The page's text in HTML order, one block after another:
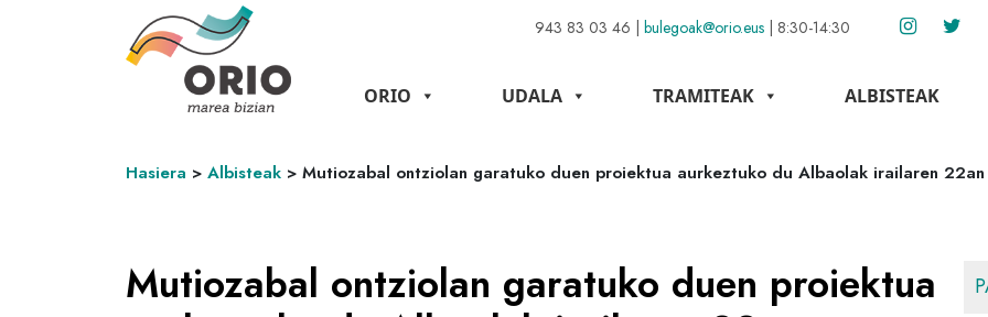
943 83 03 46 | bulegoak@orio.eus | 8:30-14:30
ORIO UDALA TRAMITEAK ALBISTEAK
Hasiera > Albisteak > Mutiozabal ontziolan garatuko duen proiektua aurkeztuko du Albaolak irailaren 22an
Mutiozabal ontziolan garatuko duen proiektua